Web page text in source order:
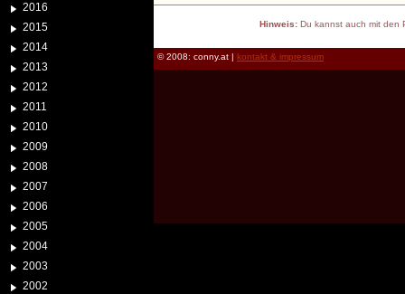
2016
2015
2014
2013
2012
2011
2010
2009
2008
2007
2006
2005
2004
2003
2002
Hinweis:Du kannst auch mit den
© 2008: conny.at | kontakt & impressum